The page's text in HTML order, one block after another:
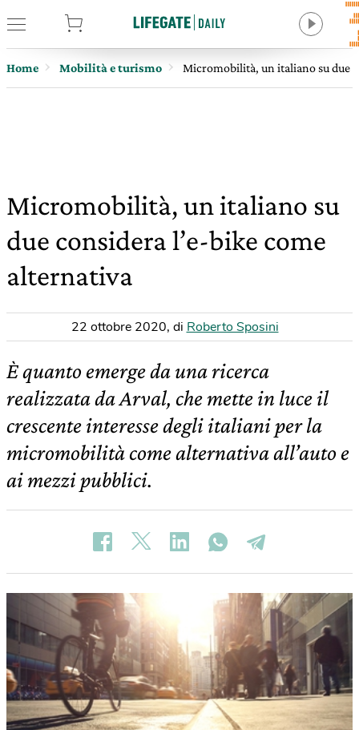
Home Mobilità e turismo Micromobilità, un italiano su due
Micromobilità, un italiano su
due considera l’e-bike come
alternativa
22 ottobre 2020, di Roberto Sposini
È quanto emerge da una ricerca
realizzata da Arval, che mette in luce il
crescente interesse degli italiani per la
micromobilità come alternativa all’auto e
ai mezzi pubblici.